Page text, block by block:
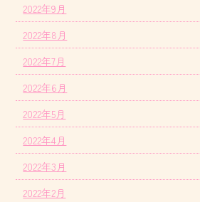
2022年9月
2022年8月
2022年7月
2022年6月
2022年5月
2022年4月
2022年3月
2022年2月